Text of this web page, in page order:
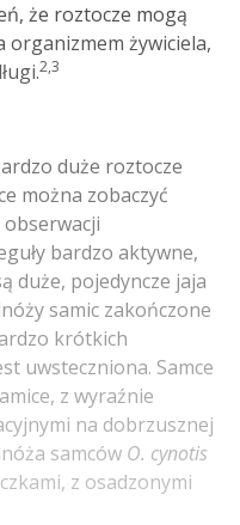
że roztocze mogą
organizmem żywiciela,
2,3
duże roztocze
można zobaczyć
bardzo aktywne,
duże, pojedyncze jaja
samic zakończone
krótkich
uwsteczniona. Samce
z wyraźnie
na dobrzusznej
samców O. cynotis
z osadzonymi